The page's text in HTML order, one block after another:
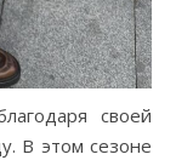
своей
В этом сезоне